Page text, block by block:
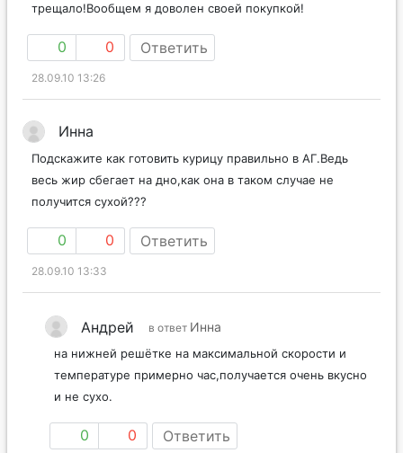
трещало!Вообщем я доволен своей покупкой!
0 0 Ответить
28.09.10 13:26
Инна
Подскажите как готовить курицу правильно в АГ.Ведь
весь жир сбегает на дно,как она в таком случае не
получится сухой???
0 0 Ответить
28.09.10 13:33
Андрей в ответ Инна
на нижней решётке на максимальной скорости и
температуре примерно час,получается очень вкусно
и не сухо.
0 0 Ответить